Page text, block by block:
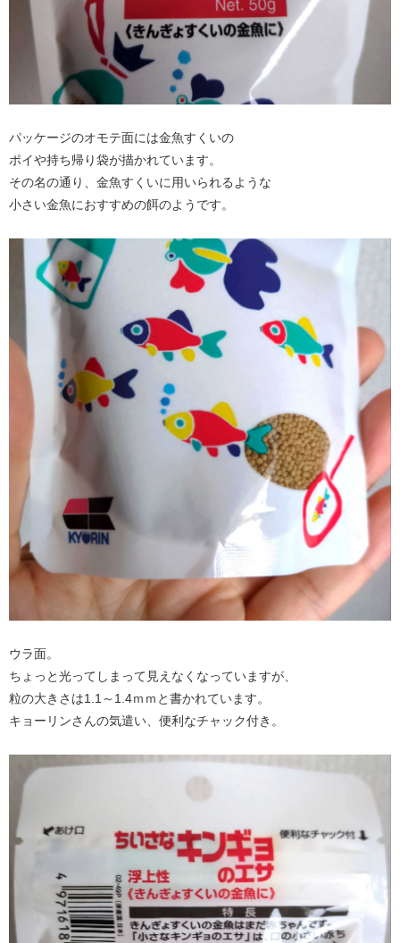
パッケージのオモテ面には金魚すくいの
ポイや持ち帰り袋が描かれています。
その名の通り、金魚すくいに用いられるような
小さい金魚におすすめの餌のようです。
ウラ面。
ちょっと光ってしまって見えなくなっていますが、
粒の大きさは1.1～1.4ｍｍと書かれています。
キョーリンさんの気遣い、便利なチャック付き。